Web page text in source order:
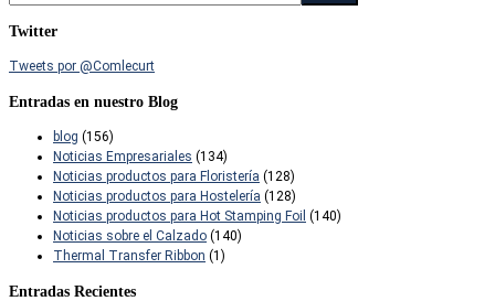
Twitter
Tweets por @Comlecurt
Entradas en nuestro Blog
blog (156)
Noticias Empresariales (134)
Noticias productos para Floristería (128)
Noticias productos para Hostelería (128)
Noticias productos para Hot Stamping Foil (140)
Noticias sobre el Calzado (140)
Thermal Transfer Ribbon (1)
Entradas Recientes